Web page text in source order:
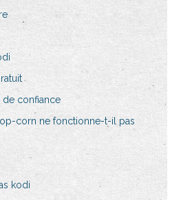
de confiance
corn ne fonctionne-t-il pas
kodi